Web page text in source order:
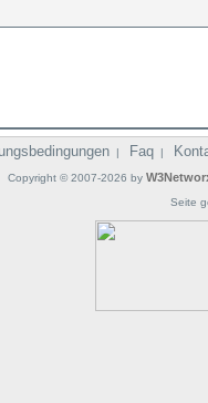
| Faq |
Copyright © 2007-2026 by
Seite